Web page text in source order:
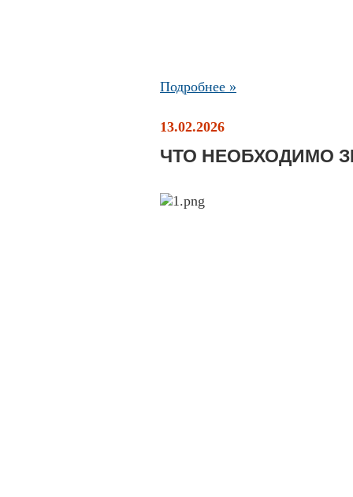
Подробнее »
13.02.2026
ЧТО НЕОБХОДИМО